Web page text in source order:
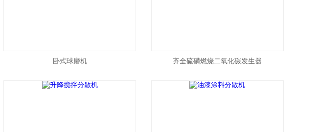
卧式球磨机 齐全硫磺燃烧二氧化碳发生器